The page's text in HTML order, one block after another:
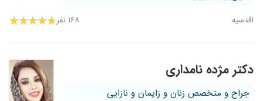
اقدسیه ۱۶۸ نفر
دکتر مژده نامداری
جراح و متخصص زنان و زایمان و نازایی